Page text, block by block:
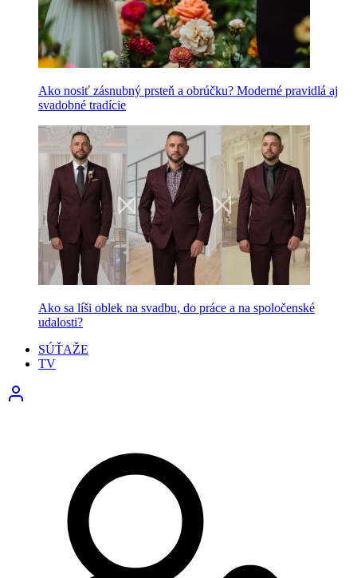
Ako nosiť zásnubný prsteň a obrúčku? Moderné pravidlá aj
svadobné tradície
Ako sa líši oblek na svadbu, do práce a na spoločenské
udalosti?
SÚŤAŽE
TV